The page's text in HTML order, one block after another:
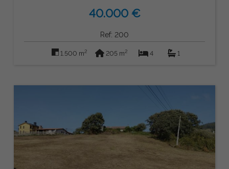
40.000 €
Ref: 200
1.500 m2 205 m2 4 1